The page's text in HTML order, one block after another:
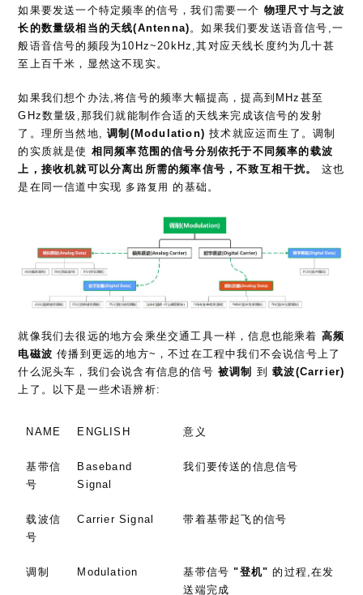
如果要发送一个特定频率的信号，我们需要一个 物理尺寸与之波
长的数量级相当的天线(Antenna)。如果我们要发送语音信号,一
般语音信号的频段为10Hz~20kHz,其对应天线长度约为几十甚
至上百千米，显然这不现实。
如果我们想个办法,将信号的频率大幅提高，提高到MHz甚至
GHz数量级,那我们就能制作合适的天线来完成该信号的发射
了。理所当然地,调制(Modulation) 技术就应运而生了。调制
的实质就是使 相同频率范围的信号分别依托于不同频率的载波
上，接收机就可以分离出所需的频率信号，不致互相干扰。
这也
是在同一信道中实现 多路复用 的基础。
就像我们去很远的地方会乘坐交通工具一样，信息也能乘着 高频
电磁波 传播到更远的地方~，不过在工程中我们不会说信号上了
什么泥头车，我们会说含有信息的信号被调制 到载波(Carrier)
上了。以下是一些术语辨析:
NAME ENGLISH 意义
基带信
号
Baseband
Signal
我们要传送的信息信号
载波信
号
Carrier Signal 带着基带起飞的信号
调制 Modulation 基带信号"登机" 的过程,在发
送端完成